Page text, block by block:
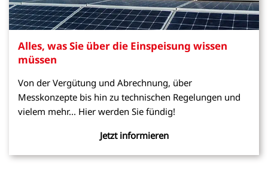
Alles, was Sie über die Einspeisung wissen
müssen
Von der Vergütung und Abrechnung, über
Messkonzepte bis hin zu technischen Regelungen und
vielem mehr... Hier werden Sie fündig!
Jetzt informieren